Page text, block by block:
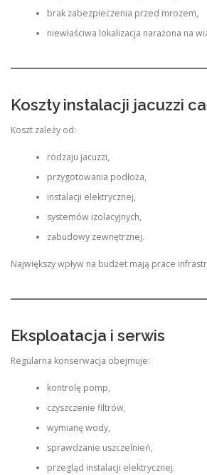
brak zabezpieczenia przed mrozem,
niewłaściwa lokalizacja narażona na
Koszty instalacji jacuzzi
Koszt zależy od:
rodzaju jacuzzi,
przygotowania podłoża,
instalacji elektrycznej,
systemów izolacyjnych,
zabudowy zewnętrznej.
Największy wpływ na budżet mają prace
Eksploatacja i serwis
Regularna konserwacja obejmuje:
kontrolę pomp,
czyszczenie filtrów,
wymianę wody,
sprawdzanie uszczelnień,
przegląd instalacji elektrycznej.